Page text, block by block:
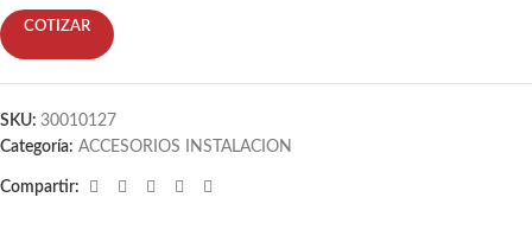
COTIZAR
SKU: 30010127
Categoría: ACCESORIOS INSTALACION
Compartir: